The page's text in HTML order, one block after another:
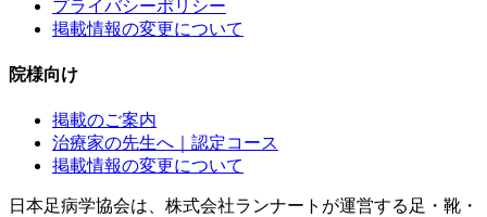
プライバシーポリシー
掲載情報の変更について
院様向け
掲載のご案内
治療家の先生へ｜認定コース
掲載情報の変更について
日本足病学協会は、株式会社ランナートが運営する足・靴・